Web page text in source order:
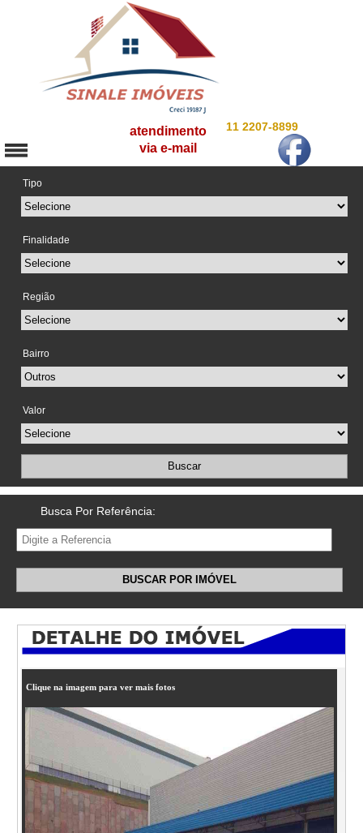
11 2207-8899
atendimento
via e-mail
Tipo
Finalidade
Região
Bairro
Valor
Buscar
Busca Por Referência:
BUSCAR POR IMÓVEL
Clique na imagem para ver mais fotos